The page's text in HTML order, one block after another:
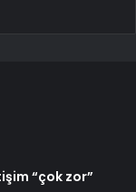
“çok zor”